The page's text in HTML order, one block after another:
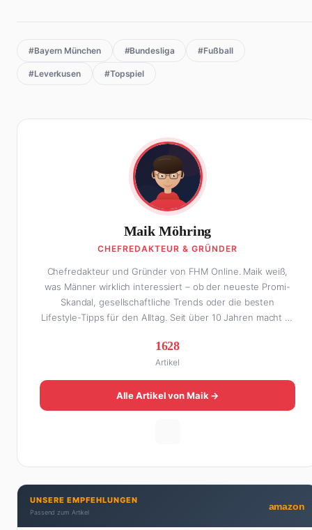
#Bayern München #Bundesliga #Fußball
#Leverkusen #Topspiel
Maik Möhring
CHEFREDAKTEUR & GRÜNDER
Chefredakteur und Gründer von FHM Online. Maik weiß,
was Männer wirklich interessiert – ob der neueste Promi-
Skandal, gesellschaftliche Trends oder die besten
Lifestyle-Tipps für den Alltag. Seit über 10 Jahren macht er
führenden Männer-Lifestyle-Plattformen im
deutschsprachigen Raum aufgebaut. Sein Weg dahin war
alles andere als geradlinig: Die eine Hälfte seines Lebens
stand er in der Gastronomie – mit allem, was dazugehört.
Die andere Hälfte hat er sich tief in die Welt des SEO und
Welt aufspürt oder die besten Lifestyle-Empfehlungen
zusammenstellt, findet man ihn beim Wandern in den
Schweizer Alpen, am Grill mit Freunden oder auf der Suche
1628
Artikel
Alle Artikel von Maik →
UNSERE EMPFEHLUNGEN
Passend zum Artikel
amazon